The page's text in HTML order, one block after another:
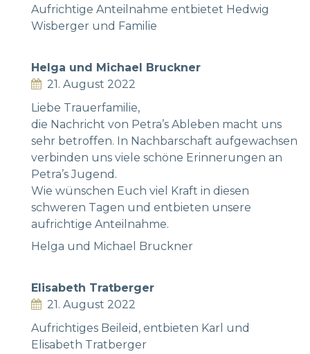
Aufrichtige Anteilnahme entbietet Hedwig
Wisberger und Familie
Helga und Michael Bruckner
21. August 2022
Liebe Trauerfamilie,
die Nachricht von Petra’s Ableben macht uns
sehr betroffen. In Nachbarschaft aufgewachsen
verbinden uns viele schöne Erinnerungen an
Petra’s Jugend.
Wie wünschen Euch viel Kraft in diesen
schweren Tagen und entbieten unsere
aufrichtige Anteilnahme.
Helga und Michael Bruckner
Elisabeth Tratberger
21. August 2022
Aufrichtiges Beileid, entbieten Karl und
Elisabeth Tratberger